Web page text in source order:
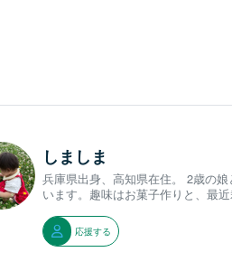
しましま
兵庫県出身、高知県在住。 2歳の
います。趣味はお菓子作りと、最
応援する